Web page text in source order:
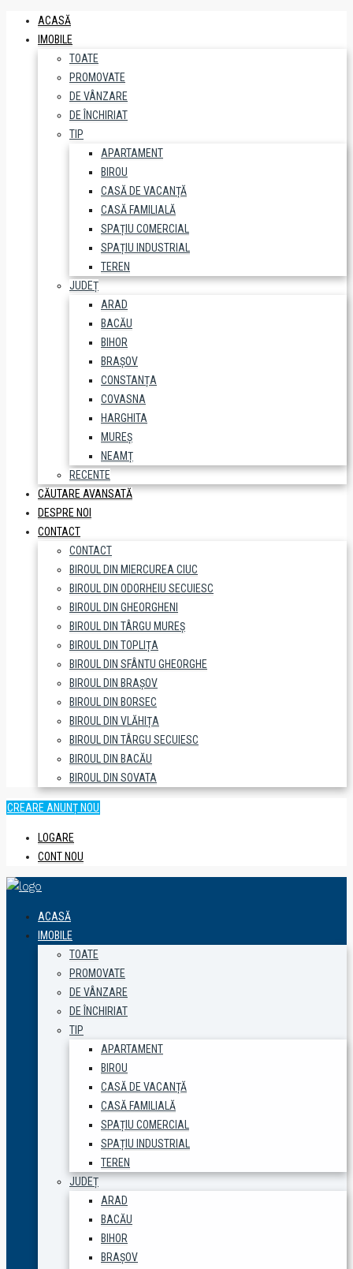
ACASĂ
IMOBILE
TOATE
PROMOVATE
DE VÂNZARE
DE ÎNCHIRIAT
TIP
APARTAMENT
BIROU
CASĂ DE VACANȚĂ
CASĂ FAMILIALĂ
SPAȚIU COMERCIAL
SPAȚIU INDUSTRIAL
TEREN
JUDEȚ
ARAD
BACĂU
BIHOR
BRAȘOV
CONSTANȚA
COVASNA
HARGHITA
MUREȘ
NEAMȚ
RECENTE
CĂUTARE AVANSATĂ
DESPRE NOI
CONTACT
CONTACT
BIROUL DIN MIERCUREA CIUC
BIROUL DIN ODORHEIU SECUIESC
BIROUL DIN GHEORGHENI
BIROUL DIN TÂRGU MUREȘ
BIROUL DIN TOPLIȚA
BIROUL DIN SFÂNTU GHEORGHE
BIROUL DIN BRAȘOV
BIROUL DIN BORSEC
BIROUL DIN VLĂHIȚA
BIROUL DIN TÂRGU SECUIESC
BIROUL DIN BACĂU
BIROUL DIN SOVATA
CREARE ANUNȚ NOU
LOGARE
CONT NOU
ACASĂ
IMOBILE
TOATE
PROMOVATE
DE VÂNZARE
DE ÎNCHIRIAT
TIP
APARTAMENT
BIROU
CASĂ DE VACANȚĂ
CASĂ FAMILIALĂ
SPAȚIU COMERCIAL
SPAȚIU INDUSTRIAL
TEREN
JUDEȚ
ARAD
BACĂU
BIHOR
BRAȘOV